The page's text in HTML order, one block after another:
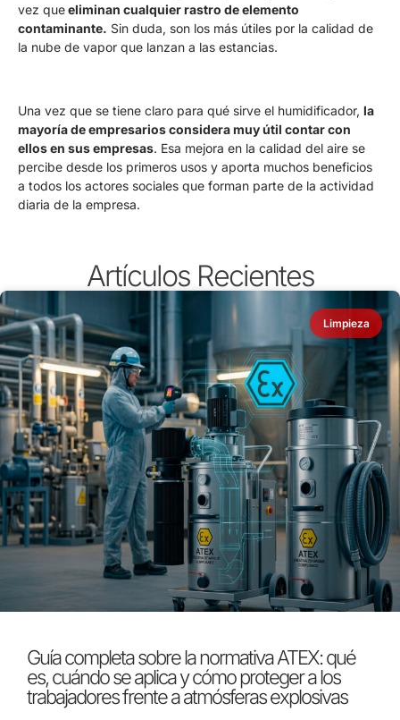
vez queeliminan cualquier rastro de elemento
contaminante. Sin duda, son los más útiles por la calidad de
la nube de vapor que lanzan a las estancias.
Una vez que se tiene claro para qué sirve el humidificador, la
mayoría de empresarios considera muy útil contar con
ellos en sus empresas. Esa mejora en la calidad del aire se
percibe desde los primeros usos y aporta muchos beneficios
a todos los actores sociales que forman parte de la actividad
diaria de la empresa.
Artículos Recientes
Limpieza
Guía completa sobre la normativa ATEX: qué
es, cuándo se aplica y cómo proteger a los
trabajadores frente a atmósferas explosivas